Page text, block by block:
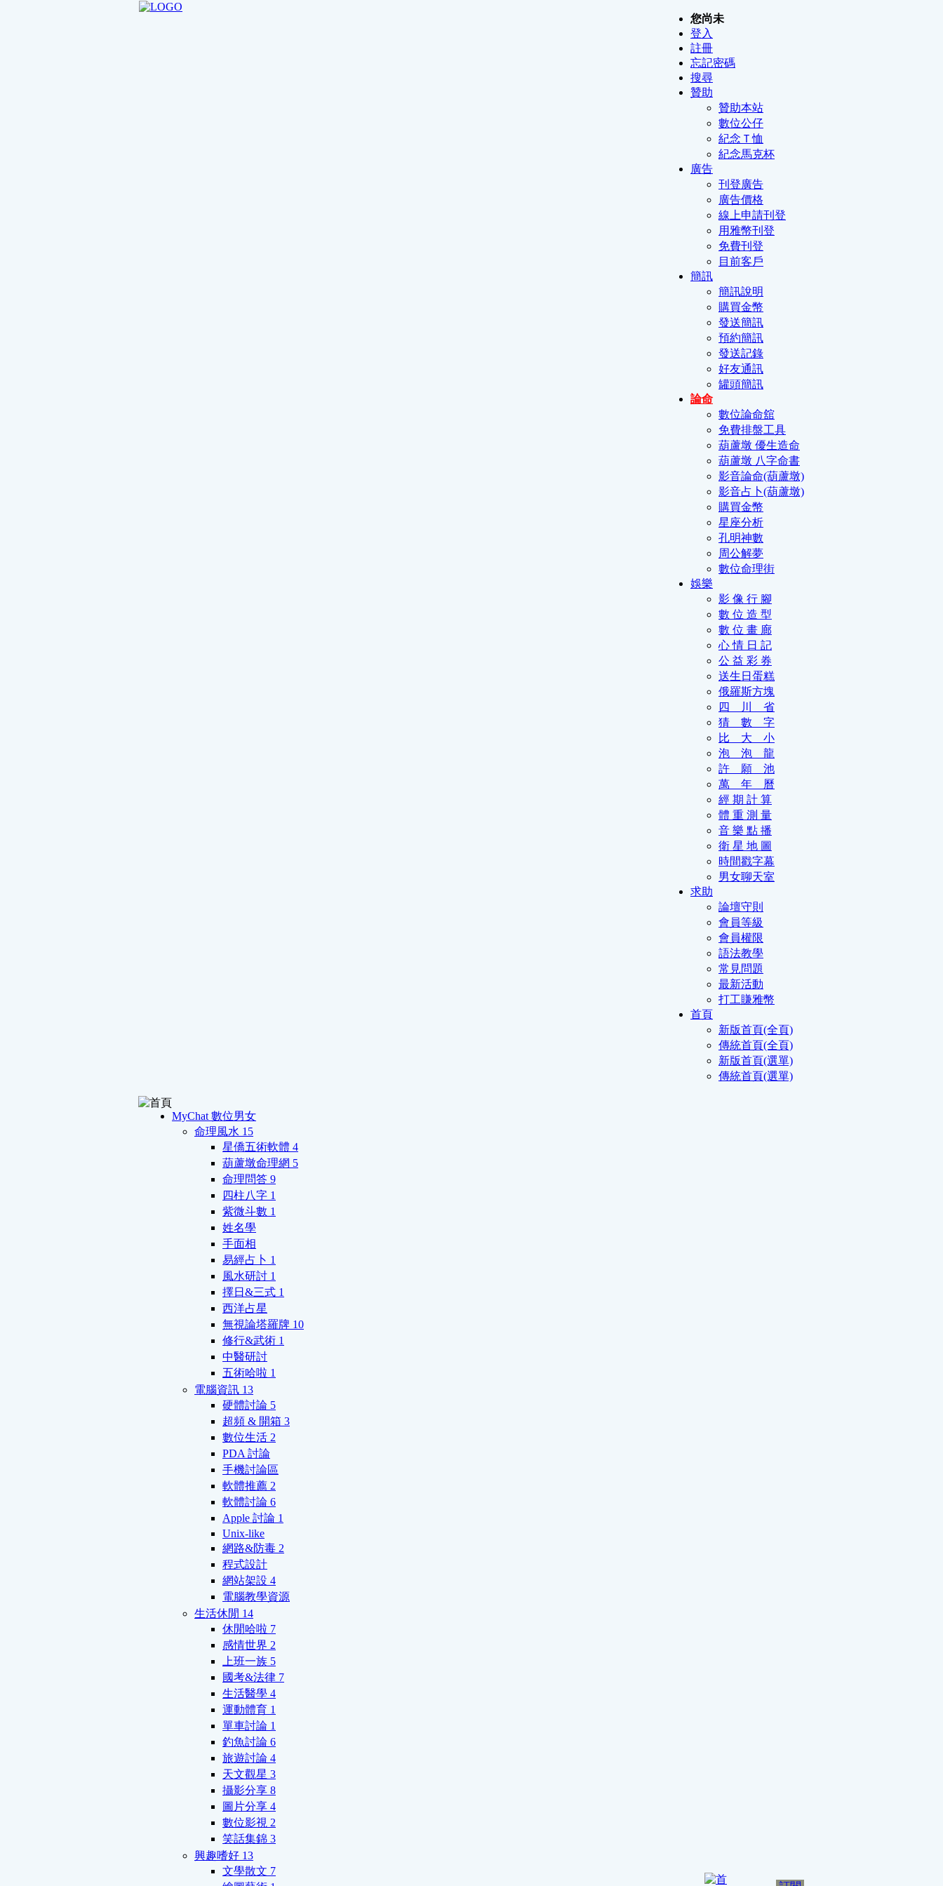
您尚未
登入
註冊
忘記密碼
搜尋
贊助
贊助本站
數位公仔
紀念Ｔ恤
紀念馬克杯
廣告
刊登廣告
廣告價格
線上申請刊登
用雅幣刊登
免費刊登
目前客戶
簡訊
簡訊說明
購買金幣
發送簡訊
預約簡訊
發送記錄
好友通訊
罐頭簡訊
論命
數位論命舘
免費排盤工具
葫蘆墩 優生造命
葫蘆墩 八字命書
影音論命(葫蘆墩)
影音占卜(葫蘆墩)
購買金幣
星座分析
孔明神數
周公解夢
數位命理街
娛樂
影 像 行 腳
數 位 造 型
數 位 畫 廊
心 情 日 記
公 益 彩 券
送生日蛋糕
俄羅斯方塊
四 川 省
猜 數 字
比 大 小
泡 泡 龍
許 願 池
萬 年 曆
經 期 計 算
體 重 測 量
音 樂 點 播
衛 星 地 圖
時間戳字幕
男女聊天室
求助
論壇守則
會員等級
會員權限
語法教學
常見問題
最新活動
打工賺雅幣
首頁
新版首頁(全頁)
傳統首頁(全頁)
新版首頁(選單)
傳統首頁(選單)
MyChat 數位男女
命理風水 15
星僑五術軟體 4
葫蘆墩命理網 5
命理問答 9
四柱八字 1
紫微斗數 1
姓名學
手面相
易經占卜 1
風水研討 1
擇日&三式 1
西洋占星
無視論塔羅牌 10
修行&武術 1
中醫研討
五術哈啦 1
電腦資訊 13
硬體討論 5
超頻 & 開箱 3
數位生活 2
PDA 討論
手機討論區
軟體推薦 2
軟體討論 6
Apple 討論 1
Unix-like
網路&防毒 2
程式設計
網站架設 4
電腦教學資源
生活休閒 14
休閒哈啦 7
感情世界 2
上班一族 5
國考&法律 7
生活醫學 4
運動體育 1
單車討論 1
釣魚討論 6
旅遊討論 4
天文觀星 3
攝影分享 8
圖片分享 4
數位影視 2
笑話集錦 3
興趣嗜好 13
文學散文 7